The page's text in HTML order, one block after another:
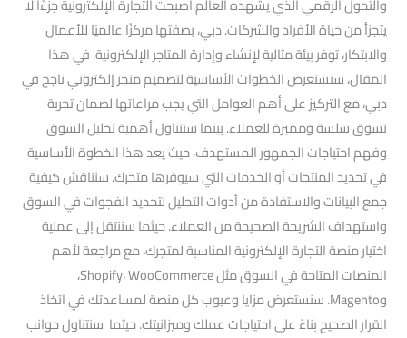
والتحول الرقمي الذي يشهده العالم.أصبحت التجارة الإلكترونية جزءًا لا
يتجزأ من حياة الأفراد والشركات. دبي، بصفتها مركزًا عالميًا للأعمال
والابتكار، توفر بيئة مثالية لإنشاء وإدارة المتاجر الإلكترونية. في هذا
المقال، سنستعرض الخطوات الأساسية لتصميم متجر إلكتروني ناجح في
دبي، مع التركيز على أهم العوامل التي يجب مراعاتها لضمان تجربة
تسوق سلسة ومميزة للعملاء. بينما سنتناول أهمية تحليل السوق
وفهم احتياجات الجمهور المستهدف، حيث يعد هذا الخطوة الأساسية
في تحديد المنتجات أو الخدمات التي سيوفرها متجرك. سنناقش كيفية
جمع البيانات والاستفادة من أدوات التحليل لتحديد الفجوات في السوق
واستهداف الشريحة الصحيحة من العملاء. حيثما سننتقل إلى عملية
اختيار منصة التجارة الإلكترونية المناسبة لمتجرك، مع مراجعة لأهم
المنصات المتاحة في السوق مثل Shopify، WooCommerce،
وMagento. سنستعرض مزايا وعيوب كل منصة لمساعدتك في اتخاذ
القرار الصحيح بناءً على احتياجات عملك وميزانيتك. حيثما سنتناول جوانب